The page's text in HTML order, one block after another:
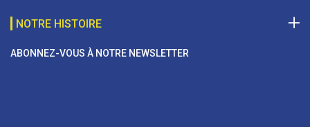
NOTRE HISTOIRE
ABONNEZ-VOUS À NOTRE NEWSLETTER